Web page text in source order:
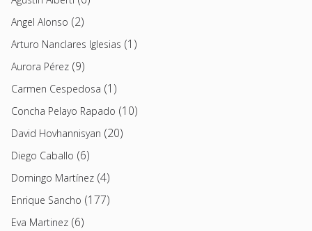
Angel Alonso (2)
Arturo Nanclares Iglesias (1)
Aurora Pérez (9)
Carmen Cespedosa (1)
Concha Pelayo Rapado (10)
David Hovhannisyan (20)
Diego Caballo (6)
Domingo Martínez (4)
Enrique Sancho (177)
Eva Martinez (6)